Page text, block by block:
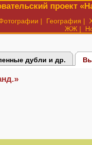
проект
| География |
ЖЖ |
дубли и др.